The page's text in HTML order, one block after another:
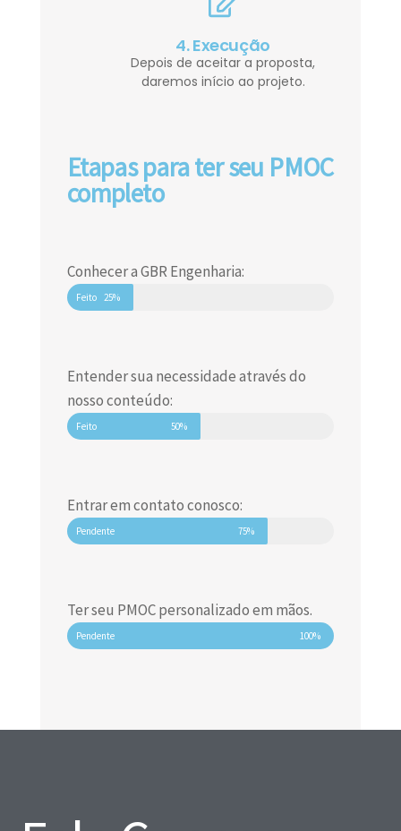
4. Execução
Depois de aceitar a proposta,
daremos início ao projeto.
Etapas para ter seu PMOC
completo
Conhecer a GBR Engenharia:
Feito 25%
Entender sua necessidade através do
nosso conteúdo:
Feito 50%
Entrar em contato conosco:
Pendente 75%
Ter seu PMOC personalizado em mãos.
Pendente 100%